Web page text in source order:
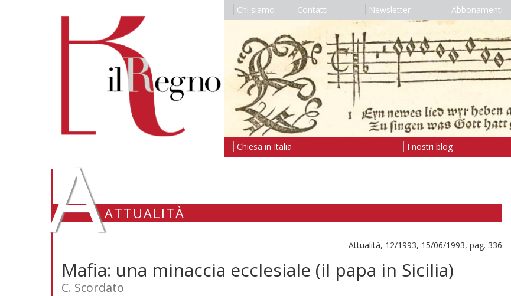
Chi siamo Contatti Newsletter Abbonamenti
Chiesa in Italia I nostri blog
AATTUALITÀ
Attualità, 12/1993, 15/06/1993, pag. 336
Mafia: una minaccia ecclesiale (il papa in Sicilia)
C. Scordato